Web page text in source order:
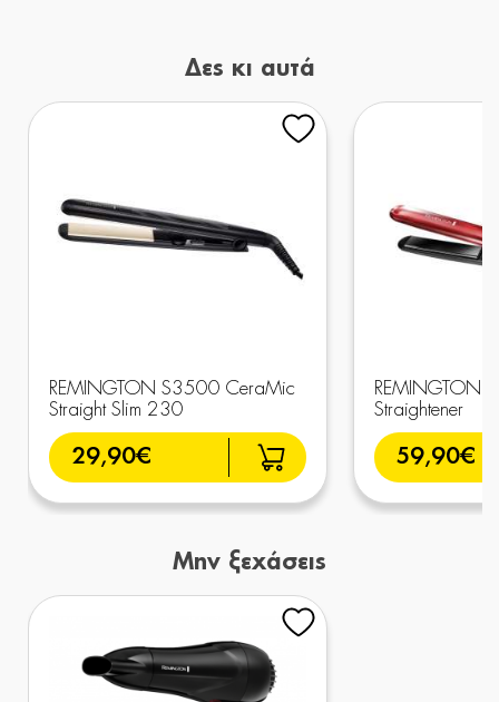
Δες κι αυτά
REMINGTON S3500 CeraMic
Straight Slim 230
29,90€
REMINGTON
Straightener
59,90€
Μην ξεχάσεις